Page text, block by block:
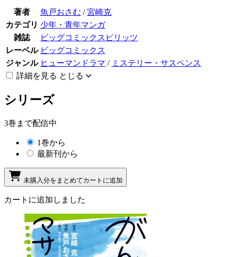
著者 魚戸おさむ /宮崎克
カテゴリ 少年・青年マンガ
雑誌
ビッグコミックスピリッツ
レーベル ビッグコミックス
ジャンル ヒューマンドラマ / ミステリー・サスペンス
詳細を見る とじる
シリーズ
3巻まで配信中
1巻から
最新刊から
未購入分をまとめてカートに追加
カートに追加しました